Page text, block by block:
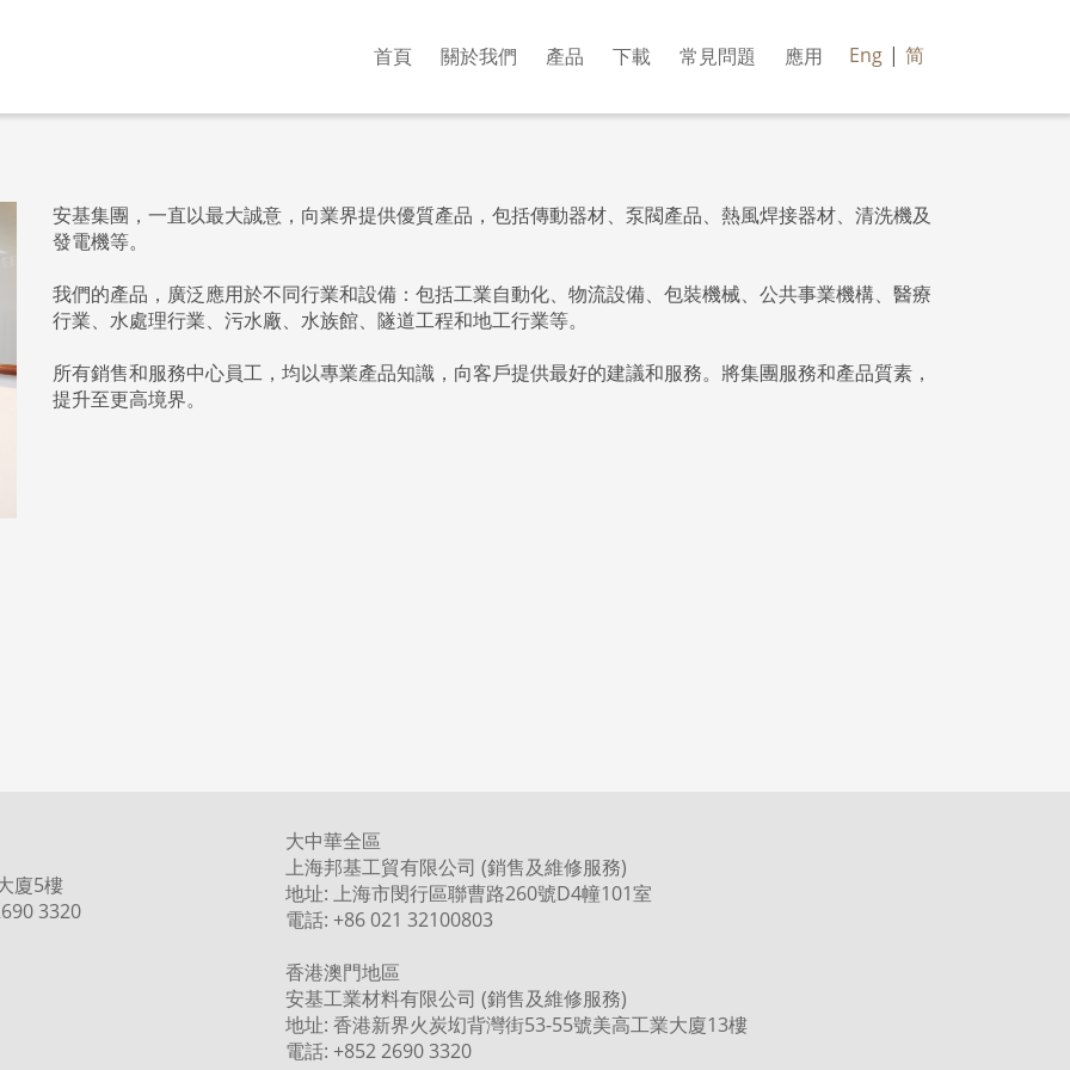
首頁 關於我們 產品 下載 常見問題 應用 Eng | 简
安基集團，一直以最大誠意，向業界提供優質產品，包括傳動器材、泵閥產品、熱風焊接器材、清洗機及
發電機等。
我們的產品，廣泛應用於不同行業和設備：包括工業自動化、物流設備、包裝機械、公共事業機構、醫療
行業、水處理行業、污水廠、水族館、隧道工程和地工行業等。
所有銷售和服務中心員工，均以專業產品知識，向客戶提供最好的建議和服務。將集團服務和產品質素，
提升至更高境界。
廈5樓
3320
大中華全區
上海邦基工貿有限公司 (銷售及維修服務)
地址: 上海市閔行區聯曹路260號D4幢101室
電話: +86 021 32100803
香港澳門地區
安基工業材料有限公司 (銷售及維修服務)
地址: 香港新界火炭㘭背灣街53-55號美高工業大廈13樓
電話: +852 2690 3320